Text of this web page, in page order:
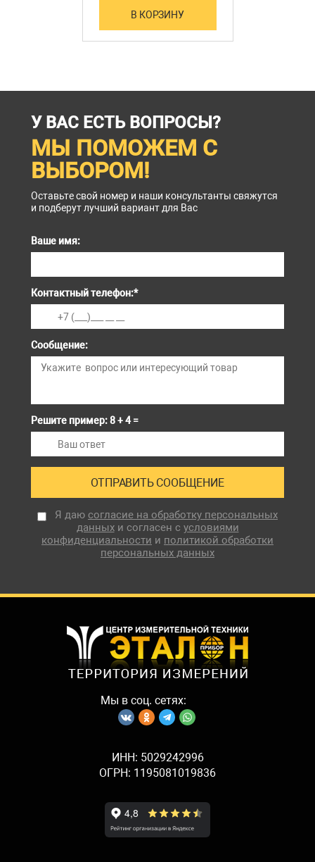
В КОРЗИНУ
У ВАС ЕСТЬ ВОПРОСЫ?
МЫ ПОМОЖЕМ С
ВЫБОРОМ!
Оставьте свой номер и наши консультанты свяжутся
и подберут лучший вариант для Вас
Ваше имя:
Контактный телефон:*
Сообщение:
Решите пример: 8 + 4 =
Я даю согласие на обработку персональных
данныхи согласен с условиями
конфиденциальности и политикой обработки
персональных данных
Мы в соц. сетях:
ИНН: 5029242996
ОГРН: 1195081019836